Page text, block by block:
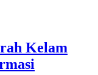
Kelam